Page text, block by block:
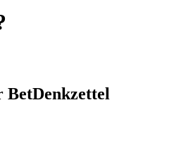
BetDenkzettel